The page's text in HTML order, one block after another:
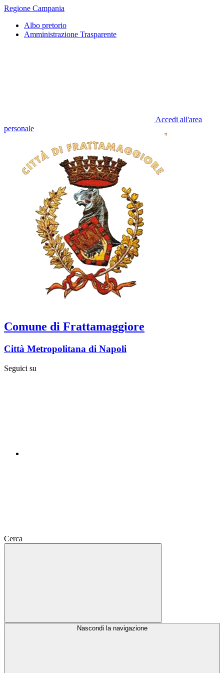
Regione Campania
Albo pretorio
Amministrazione Trasparente
Accedi all'area
personale
Comune di Frattamaggiore
Città Metropolitana di Napoli
Seguici su
Cerca
Nascondi la navigazione